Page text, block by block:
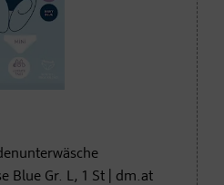
Blue Gr. L, 1 St | dm.at